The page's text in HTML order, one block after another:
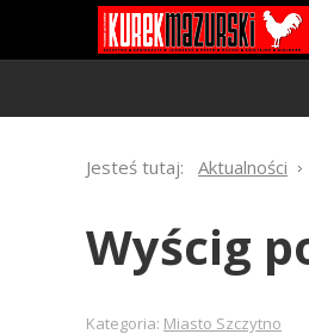
Jesteś tutaj: Aktualności
Wyścig
Kategoria: Miasto Szczytno